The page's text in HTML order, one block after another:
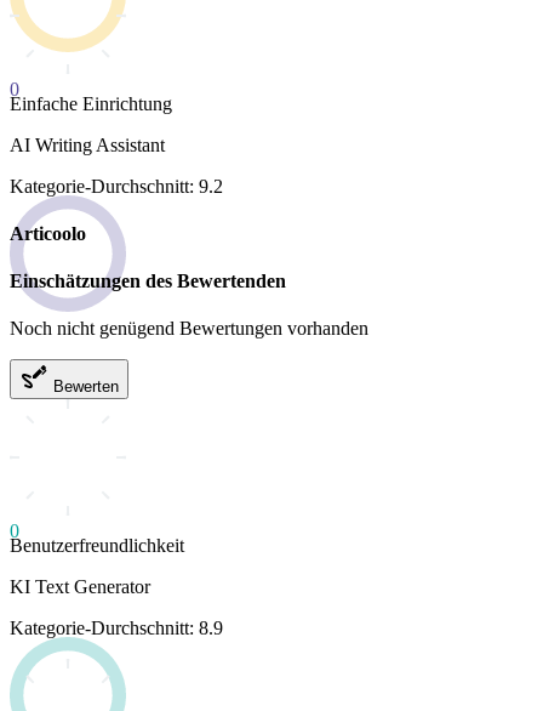
0
Einfache Einrichtung
AI Writing Assistant
Kategorie-Durchschnitt: 9.2
Articoolo
Einschätzungen des Bewertenden
Noch nicht genügend Bewertungen vorhanden
Bewerten
0
Benutzerfreundlichkeit
KI Text Generator
Kategorie-Durchschnitt: 8.9